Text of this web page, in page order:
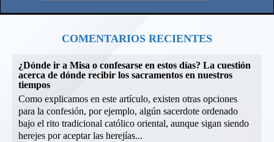
COMENTARIOS RECIENTES
¿Dónde ir a Misa o confesarse en estos días? La cuestión
acerca de dónde recibir los sacramentos en nuestros
tiempos
Como explicamos en este artículo, existen otras opciones
para la confesión, por ejemplo, algún sacerdote ordenado
bajo el rito tradicional católico oriental, aunque sigan siendo
herejes por aceptar las herejías...